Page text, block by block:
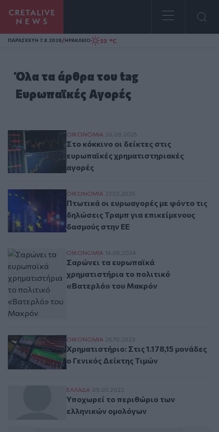
Homepage
ΠΑΡΑΣΚΕΥΗ 7.8.2026/ΗΡΑΚΛΕΙΟ 33 °C
Όλα τα άρθρα του tag
Ευρωπαϊκές Αγορές
Στο κόκκινο οι δείκτες στις ευρωπαϊκές
ΟΙΚΟΝΟΜΙΑ 26.08.2025
Στο κόκκινο οι δείκτες στις
ευρωπαϊκές χρηματιστηριακές
αγορές
Πτωτικά οι ευρωαγορές με φόντο τις
ΟΙΚΟΝΟΜΙΑ 27.02.2025
Πτωτικά οι ευρωαγορές με φόντο τις
δηλώσεις Τραμπ για επικείμενους
δασμούς στην ΕΕ
Σαρώνει τα ευρωπαϊκά χρηματιστήρια
ΟΙΚΟΝΟΜΙΑ 14.06.2024
Σαρώνει τα ευρωπαϊκά
χρηματιστήρια το πολιτικό
«Βατερλό» του Μακρόν
Χρηματιστήριο: Στις 1.178,15 μονάδες ο
ΟΙΚΟΝΟΜΙΑ 26.10.2023
Χρηματιστήριο: Στις 1.178,15 μονάδες
ο Γενικός Δείκτης Τιμών
Υποχωρεί το περιθώριο των ελληνικών
ΕΛΛAΔΑ 09.03.2022
Υποχωρεί το περιθώριο των
ελληνικών ομολόγων